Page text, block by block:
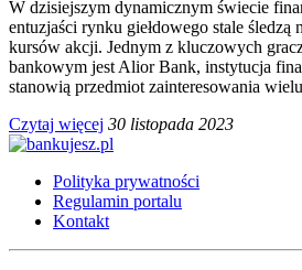
W dzisiejszym dynamicznym świecie
entuzjaści rynku giełdowego stale śledzą
kursów akcji. Jednym z kluczowych
bankowym jest Alior Bank, instytucja
stanowią przedmiot zainteresowania
Czytaj więcej 30 listopada 2023
Polityka prywatności
Regulamin portalu
Kontakt